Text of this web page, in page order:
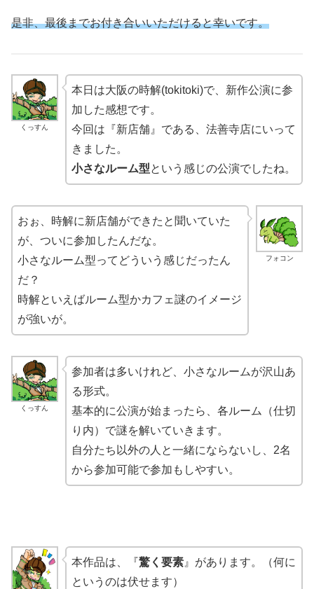
是非、最後までお付き合いいただけると幸いです。
くっすん
本日は大阪の時解(tokitoki)で、新作公演に参
加した感想です。
今回は『新店舗』である、法善寺店にいって
きました。
小さなルーム型という感じの公演でしたね。
フォコン
おぉ、時解に新店舗ができたと聞いていた
が、ついに参加したんだな。
小さなルーム型ってどういう感じだったん
だ？
時解といえばルーム型かカフェ謎のイメージ
が強いが。
くっすん
参加者は多いけれど、小さなルームが沢山あ
る形式。
基本的に公演が始まったら、各ルーム（仕切
り内）で謎を解いていきます。
自分たち以外の人と一緒にならないし、2名
から参加可能で参加もしやすい。
本作品は、『驚く要素』があります。（何に
というのは伏せます）